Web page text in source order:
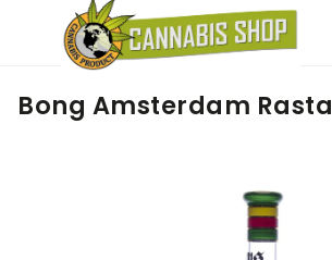
Bong Amsterdam Rasta